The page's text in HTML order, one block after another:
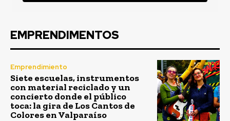
EMPRENDIMENTOS
Emprendimiento
Siete escuelas, instrumentos
con material reciclado y un
concierto donde el público
toca: la gira de Los Cantos de
Colores en Valparaíso